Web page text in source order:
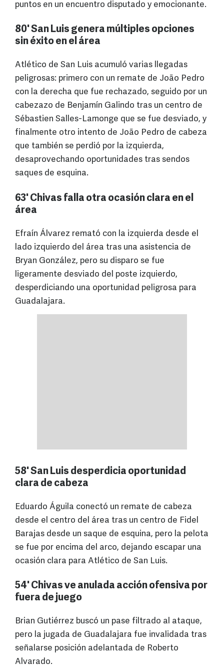
puntos en un encuentro disputado y emocionante.
80' San Luis genera múltiples opciones
sin éxito en el área
Atlético de San Luis acumuló varias llegadas
peligrosas: primero con un remate de João Pedro
con la derecha que fue rechazado, seguido por un
cabezazo de Benjamín Galindo tras un centro de
Sébastien Salles-Lamonge que se fue desviado, y
finalmente otro intento de João Pedro de cabeza
que también se perdió por la izquierda,
desaprovechando oportunidades tras sendos
saques de esquina.
63' Chivas falla otra ocasión clara en el
área
Efraín Álvarez remató con la izquierda desde el
lado izquierdo del área tras una asistencia de
Bryan González, pero su disparo se fue
ligeramente desviado del poste izquierdo,
desperdiciando una oportunidad peligrosa para
Guadalajara.
58' San Luis desperdicia oportunidad
clara de cabeza
Eduardo Águila conectó un remate de cabeza
desde el centro del área tras un centro de Fidel
Barajas desde un saque de esquina, pero la pelota
se fue por encima del arco, dejando escapar una
ocasión clara para Atlético de San Luis.
54' Chivas ve anulada acción ofensiva por
fuera de juego
Brian Gutiérrez buscó un pase filtrado al ataque,
pero la jugada de Guadalajara fue invalidada tras
señalarse posición adelantada de Roberto
Alvarado.